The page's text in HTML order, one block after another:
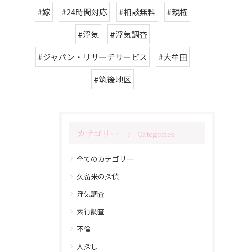
#嫁 #24時間対応 #相談無料
#親権
#浮気
#浮気調査
#ジャパン・リサーチサービス
#大牟田
#筑後地区
カテゴリー Categories
全てのカテゴリー
久留米の探偵
浮気調査
素行調査
不倫
人探し